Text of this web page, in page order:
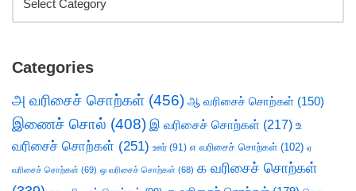
Categories
அ வரிசைச் சொற்கள் (456) ஆ வரிசைச் சொற்கள் (150)
இணைச் சொல் (408) இ வரிசைச் சொற்கள் (217) உ
வரிசைச் சொற்கள் (251) ஊர் (91) எ வரிசைச் சொற்கள் (102) ஏ
வரிசைச் சொற்கள் (69) ஒ வரிசைச் சொற்கள் (68) க வரிசைச் சொற்கள்